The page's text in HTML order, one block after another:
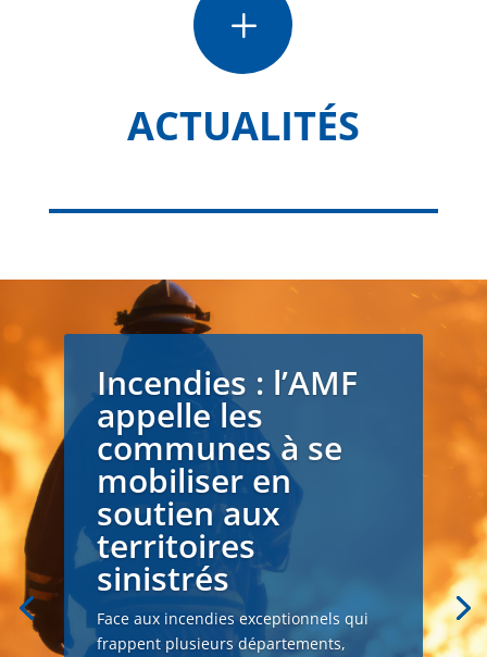
L
ACTUALITÉS
Incendies : l’AMF
appelle les
communes à se
mobiliser en
soutien aux
territoires
sinistrés
Face aux incendies exceptionnels qui
frappent plusieurs départements,